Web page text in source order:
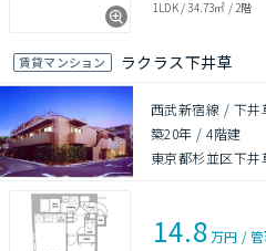
1LDK/34.73㎡ / 2階
賃貸マンション ラクラス下井草
西武新宿線 / 下井
築20年 /4階建
東京都杉並区下井
14.8万円 /